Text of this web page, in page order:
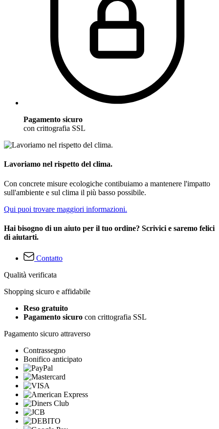
Pagamento sicuro
con crittografia SSL
Lavoriamo nel rispetto del clima.
Con concrete misure ecologiche contibuiamo a mantenere l'impatto
sull'ambiente e sul clima il più basso possibile.
Qui puoi trovare maggiori informazioni.
Hai bisogno di un aiuto per il tuo ordine? Scrivici e saremo felici
di aiutarti.
Contatto
Qualità verificata
Shopping sicuro e affidabile
Reso gratuito
Pagamento sicuro con crittografia SSL
Pagamento sicuro attraverso
Contrassegno
Bonifico anticipato